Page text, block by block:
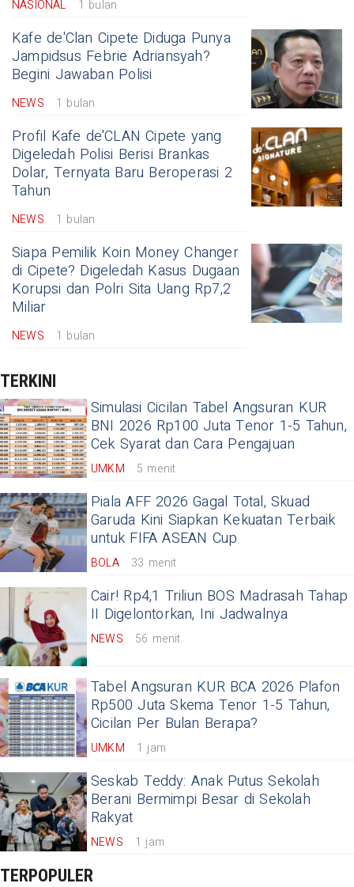
NASIONAL 1 bulan
Kafe de'Clan Cipete Diduga Punya
Jampidsus Febrie Adriansyah?
Begini Jawaban Polisi
NEWS 1 bulan
Profil Kafe de'CLAN Cipete yang
Digeledah Polisi Berisi Brankas
Dolar, Ternyata Baru Beroperasi 2
Tahun
NEWS 1 bulan
Siapa Pemilik Koin Money Changer
di Cipete? Digeledah Kasus Dugaan
Korupsi dan Polri Sita Uang Rp7,2
Miliar
NEWS 1 bulan
TERKINI
Simulasi Cicilan Tabel Angsuran KUR
BNI 2026 Rp100 Juta Tenor 1-5 Tahun,
Cek Syarat dan Cara Pengajuan
UMKM 5 menit
Piala AFF 2026 Gagal Total, Skuad
Garuda Kini Siapkan Kekuatan Terbaik
untuk FIFA ASEAN Cup
BOLA 33 menit
Cair! Rp4,1 Triliun BOS Madrasah Tahap
II Digelontorkan, Ini Jadwalnya
NEWS 56 menit
Tabel Angsuran KUR BCA 2026 Plafon
Rp500 Juta Skema Tenor 1-5 Tahun,
Cicilan Per Bulan Berapa?
UMKM 1 jam
Seskab Teddy: Anak Putus Sekolah
Berani Bermimpi Besar di Sekolah
Rakyat
NEWS 1 jam
TERPOPULER